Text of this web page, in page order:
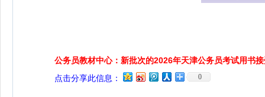
公务员教材中心：新批次的2026年天津公务员考试用书
点击分享此信息：
0